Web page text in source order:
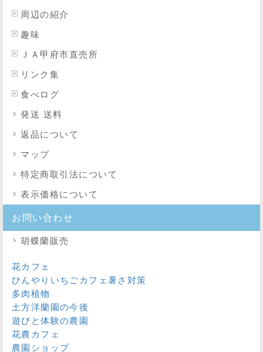
周辺の紹介
趣味
ＪＡ甲府市直売所
リンク集
食べログ
発送 送料
返品について
マップ
特定商取引法について
表示価格について
お問い合わせ
胡蝶蘭販売
花カフェ
ひんやりいちごカフェ暑さ対策
多肉植物
土方洋蘭園の今後
遊びと体験の農園
花農カフェ
農園ショップ